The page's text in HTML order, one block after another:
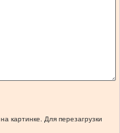
картинке. Для перезагрузки